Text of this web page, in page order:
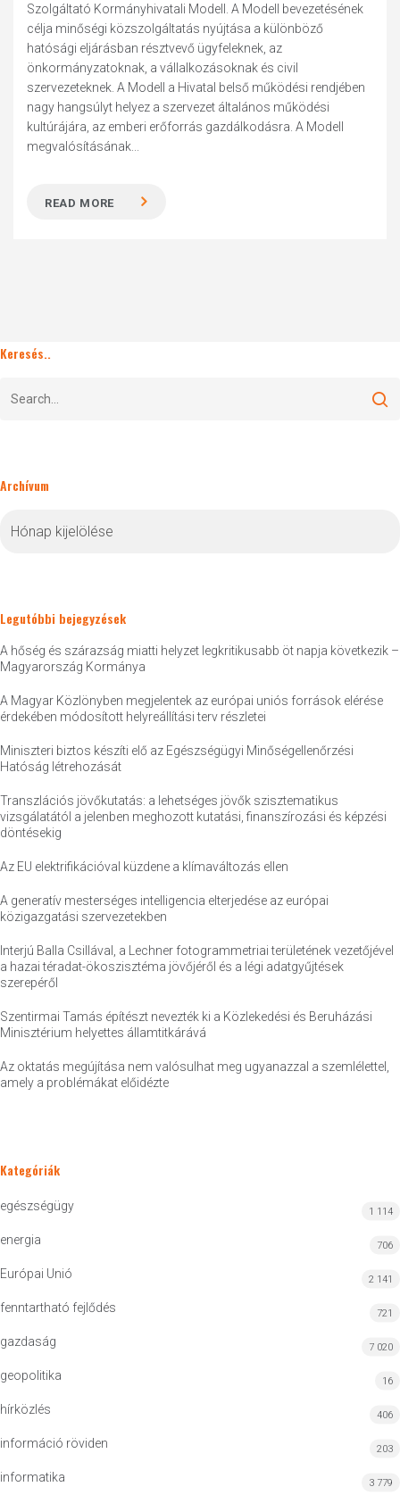
Szolgáltató Kormányhivatali Modell. A Modell bevezetésének
célja minőségi közszolgáltatás nyújtása a különböző
hatósági eljárásban résztvevő ügyfeleknek, az
önkormányzatoknak, a vállalkozásoknak és civil
szervezeteknek. A Modell a Hivatal belső működési rendjében
nagy hangsúlyt helyez a szervezet általános működési
kultúrájára, az emberi erőforrás gazdálkodásra. A Modell
megvalósításának...
READ MORE
Keresés..
Archívum
Legutóbbi bejegyzések
A hőség és szárazság miatti helyzet legkritikusabb öt napja következik –
Magyarország Kormánya
A Magyar Közlönyben megjelentek az európai uniós források elérése
érdekében módosított helyreállítási terv részletei
Miniszteri biztos készíti elő az Egészségügyi Minőségellenőrzési
Hatóság létrehozását
Transzlációs jövőkutatás: a lehetséges jövők szisztematikus
vizsgálatától a jelenben meghozott kutatási, finanszírozási és képzési
döntésekig
Az EU elektrifikációval küzdene a klímaváltozás ellen
A generatív mesterséges intelligencia elterjedése az európai
közigazgatási szervezetekben
Interjú Balla Csillával, a Lechner fotogrammetriai területének vezetőjével
a hazai téradat-ökoszisztéma jövőjéről és a légi adatgyűjtések
szerepéről
Szentirmai Tamás építészt nevezték ki a Közlekedési és Beruházási
Minisztérium helyettes államtitkárává
Az oktatás megújítása nem valósulhat meg ugyanazzal a szemlélettel,
amely a problémákat előidézte
Kategóriák
egészségügy 1 114
energia 706
Európai Unió 2 141
fenntartható fejlődés 721
gazdaság 7 020
geopolitika 16
hírközlés 406
információ röviden 203
informatika 3 779